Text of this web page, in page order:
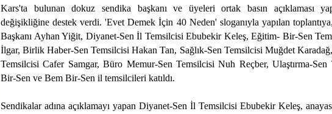
Kars'ta bulunan dokuz sendika başkanı ve üyeleri ortak basın açıklaması
değişikliğine destek verdi. 'Evet Demek İçin 40 Neden' sloganıyla yapılan
Başkanı Ayhan Yiğit, Diyanet-Sen İl Temsilcisi Ebubekir Keleş, Eğitim- Bir-Sen
İlgar, Birlik Haber-Sen Temsilcisi Hakan Tan, Sağlık-Sen Temsilcisi Muğdet
Temsilcisi Cafer Samgar, Büro Memur-Sen Temsilcisi Nuh Reçber, Ulaştırma-Sen
Bir-Sen ve Bem Bir-Sen il temsilcileri katıldı.
Sendikalar adına açıklamayı yapan Diyanet-Sen İl Temsilcisi Ebubekir Keleş,